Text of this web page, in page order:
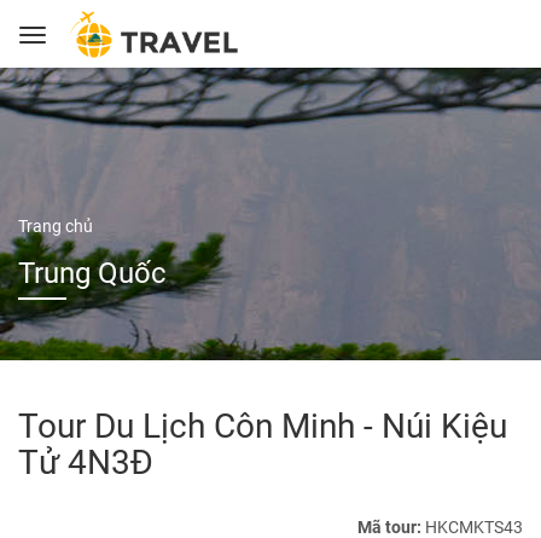
Trang chủ
Trung Quốc
Tour Du Lịch Côn Minh - Núi Kiệu
Tử 4N3Đ
Mã tour: HKCMKTS43